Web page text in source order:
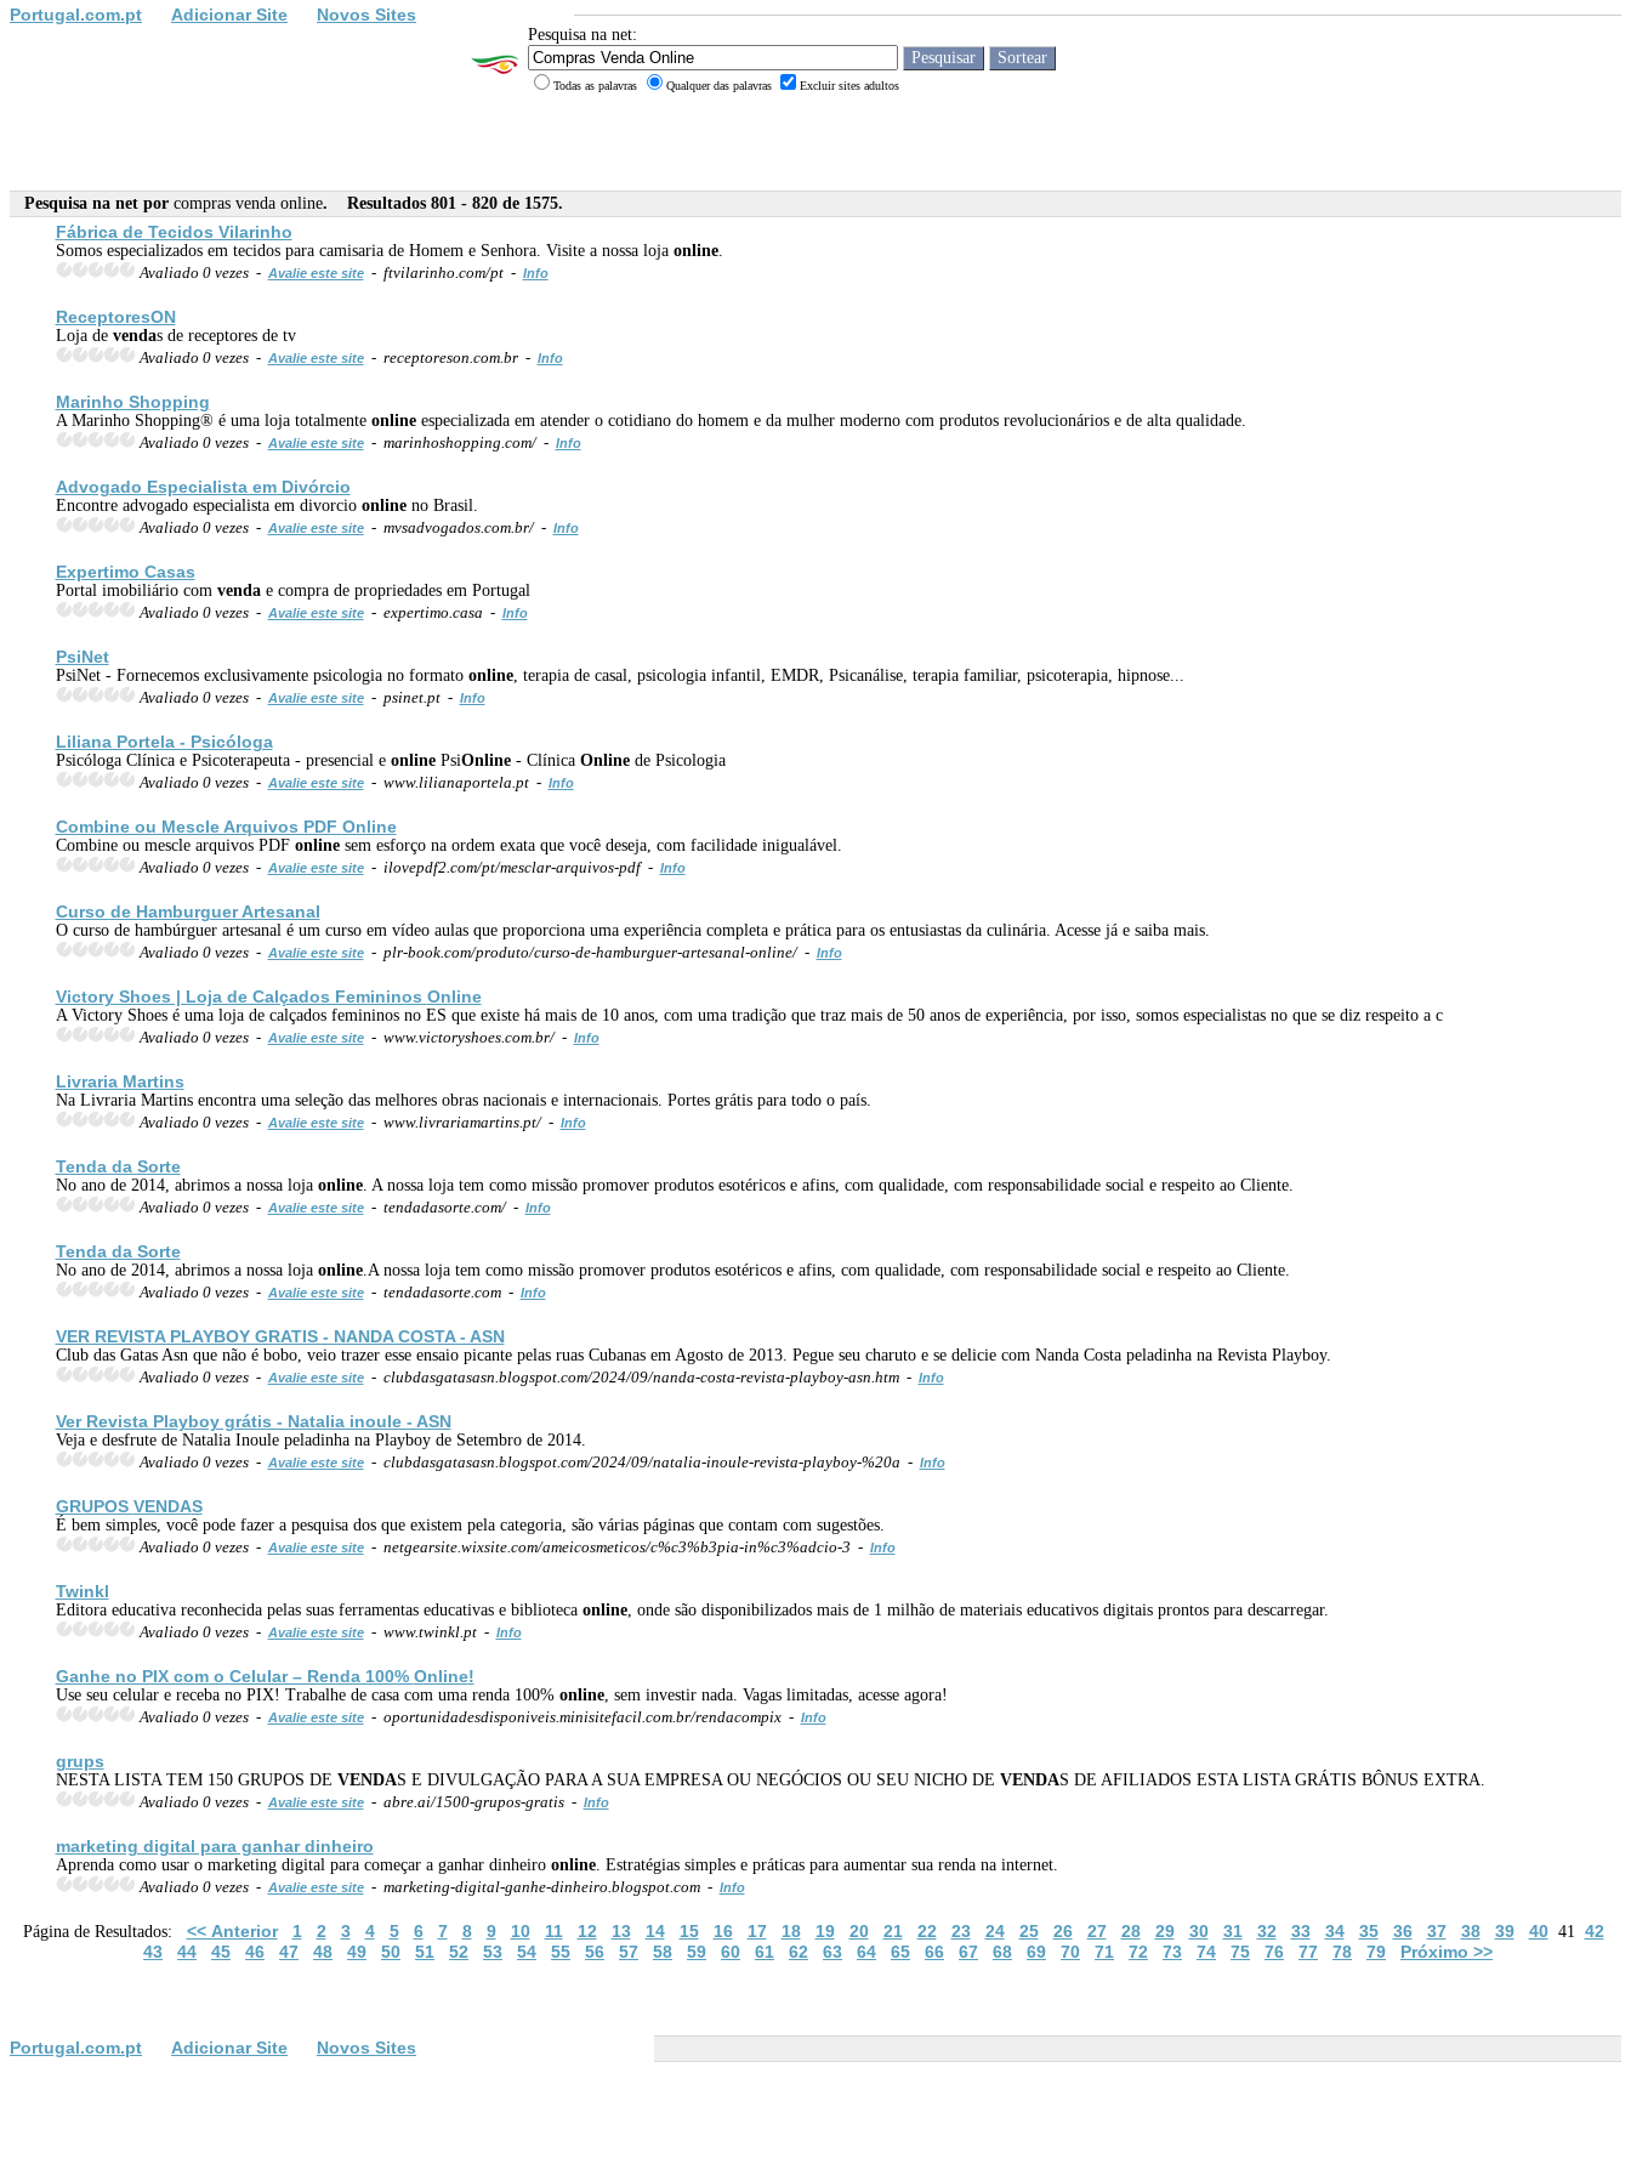
Portugal.com.pt Adicionar Site Novos Sites
Pesquisa na net:
Todas as palavras Qualquer das palavras Excluir sites adultos
Pesquisa na net por compras venda online. Resultados 801 - 820 de 1575.
Fábrica de Tecidos Vilarinho
Somos especializados em tecidos para camisaria de Homem e Senhora. Visite a nossa loja online.
Avaliado 0 vezes - Avalie este site- ftvilarinho.com/pt - Info
ReceptoresON
Loja de vendas de receptores de tv
Avaliado 0 vezes - Avalie este site- receptoreson.com.br - Info
Marinho Shopping
A Marinho Shopping® é uma loja totalmente onlineespecializada em atender o cotidiano do homem e da mulher moderno com produtos revolucionários e de alta qualidade.
Avaliado 0 vezes - Avalie este site- marinhoshopping.com/ - Info
Advogado Especialista em Divórcio
Encontre advogado especialista em divorcio onlineno Brasil.
Avaliado 0 vezes - Avalie este site- mvsadvogados.com.br/ - Info
Expertimo Casas
Portal imobiliário com vendae compra de propriedades em Portugal
Avaliado 0 vezes - Avalie este site- expertimo.casa - Info
PsiNet
PsiNet - Fornecemos exclusivamente psicologia no formato online, terapia de casal, psicologia infantil, EMDR, Psicanálise, terapia familiar, psicoterapia, hipnose...
Avaliado 0 vezes - Avalie este site- psinet.pt - Info
Liliana Portela - Psicóloga
Psicóloga Clínica e Psicoterapeuta - presencial e onlinePsiOnline- Clínica Onlinede Psicologia
Avaliado 0 vezes - Avalie este site- www.lilianaportela.pt - Info
Combine ou Mescle Arquivos PDF Online
Combine ou mescle arquivos PDF onlinesem esforço na ordem exata que você deseja, com facilidade inigualável.
Avaliado 0 vezes - Avalie este site- ilovepdf2.com/pt/mesclar-arquivos-pdf - Info
Curso de Hamburguer Artesanal
O curso de hambúrguer artesanal é um curso em vídeo aulas que proporciona uma experiência completa e prática para os entusiastas da culinária. Acesse já e saiba mais.
Avaliado 0 vezes - Avalie este site- plr-book.com/produto/curso-de-hamburguer-artesanal-online/ - Info
Victory Shoes | Loja de Calçados Femininos Online
A Victory Shoes é uma loja de calçados femininos no ES que existe há mais de 10 anos, com uma tradição que traz mais de 50 anos de experiência, por isso, somos especialistas no que se diz respeito a c
Avaliado 0 vezes - Avalie este site- www.victoryshoes.com.br/ - Info
Livraria Martins
Na Livraria Martins encontra uma seleção das melhores obras nacionais e internacionais. Portes grátis para todo o país.
Avaliado 0 vezes - Avalie este site- www.livrariamartins.pt/ - Info
Tenda da Sorte
No ano de 2014, abrimos a nossa loja online. A nossa loja tem como missão promover produtos esotéricos e afins, com qualidade, com responsabilidade social e respeito ao Cliente.
Avaliado 0 vezes - Avalie este site- tendadasorte.com/ - Info
Tenda da Sorte
No ano de 2014, abrimos a nossa loja online.A nossa loja tem como missão promover produtos esotéricos e afins, com qualidade, com responsabilidade social e respeito ao Cliente.
Avaliado 0 vezes - Avalie este site- tendadasorte.com - Info
VER REVISTA PLAYBOY GRATIS - NANDA COSTA - ASN
Club das Gatas Asn que não é bobo, veio trazer esse ensaio picante pelas ruas Cubanas em Agosto de 2013. Pegue seu charuto e se delicie com Nanda Costa peladinha na Revista Playboy.
Avaliado 0 vezes - Avalie este site- clubdasgatasasn.blogspot.com/2024/09/nanda-costa-revista-playboy-asn.htm - Info
Ver Revista Playboy grátis - Natalia inoule - ASN
Veja e desfrute de Natalia Inoule peladinha na Playboy de Setembro de 2014.
Avaliado 0 vezes - Avalie este site- clubdasgatasasn.blogspot.com/2024/09/natalia-inoule-revista-playboy-%20a - Info
GRUPOS VENDAS
É bem simples, você pode fazer a pesquisa dos que existem pela categoria, são várias páginas que contam com sugestões.
Avaliado 0 vezes - Avalie este site- netgearsite.wixsite.com/ameicosmeticos/c%c3%b3pia-in%c3%adcio-3 - Info
Twinkl
Editora educativa reconhecida pelas suas ferramentas educativas e biblioteca online, onde são disponibilizados mais de 1 milhão de materiais educativos digitais prontos para descarregar.
Avaliado 0 vezes - Avalie este site- www.twinkl.pt - Info
Ganhe no PIX com o Celular – Renda 100% Online!
Use seu celular e receba no PIX! Trabalhe de casa com uma renda 100% online, sem investir nada. Vagas limitadas, acesse agora!
Avaliado 0 vezes - Avalie este site- oportunidadesdisponiveis.minisitefacil.com.br/rendacompix - Info
grups
NESTA LISTA TEM 150 GRUPOS DE VENDAS E DIVULGAÇÃO PARA A SUA EMPRESA OU NEGÓCIOS OU SEU NICHO DE VENDAS DE AFILIADOS ESTA LISTA GRÁTIS BÔNUS EXTRA.
Avaliado 0 vezes - Avalie este site- abre.ai/1500-grupos-gratis - Info
marketing digital para ganhar dinheiro
Aprenda como usar o marketing digital para começar a ganhar dinheiro online. Estratégias simples e práticas para aumentar sua renda na internet.
Avaliado 0 vezes - Avalie este site- marketing-digital-ganhe-dinheiro.blogspot.com - Info
Página de Resultados: << Anterior 1 2 3 4 5 6 7 8 9 10 11 12 13 14 15 16 17 18 19 20 21 22 23 24 25 26 27 28 29 30 31 32 33 34 35 36 37 38 39 4041 42
43
44 45 46 47 48 49 50 51 52 53 54 55 56 57 58 59 60 61 62 63 64 65 66 67 68 69 70 71 72 73 74 75 76 77 78 79 Próximo >>
Portugal.com.pt Adicionar Site Novos Sites